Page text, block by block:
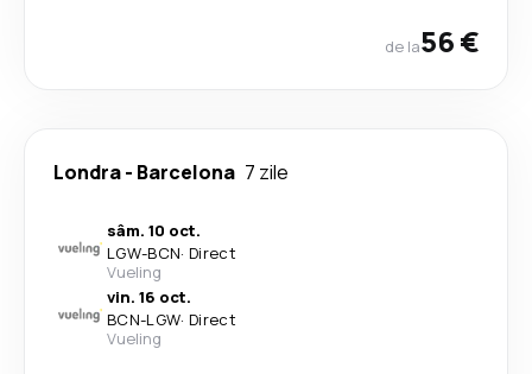
de la56 €
Londra- Barcelona 7 zile
sâm. 10 oct.
LGW-BCN· Direct
Vueling
vin. 16 oct.
BCN-LGW· Direct
Vueling